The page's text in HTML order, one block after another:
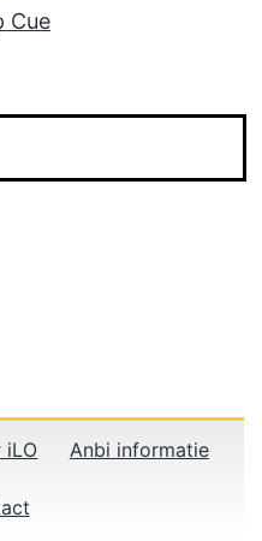
Cue
iLO Anbi informatie